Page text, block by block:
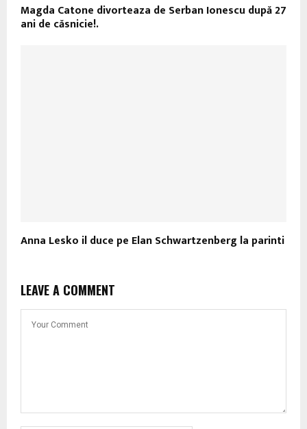
Magda Catone divorteaza de Serban Ionescu după 27
ani de căsnicie!.
Anna Lesko il duce pe Elan Schwartzenberg la parinti
LEAVE A COMMENT